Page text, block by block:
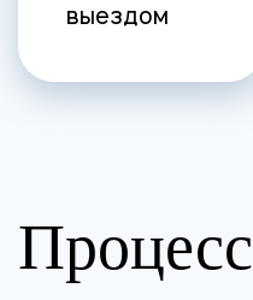
выездом
Процесс